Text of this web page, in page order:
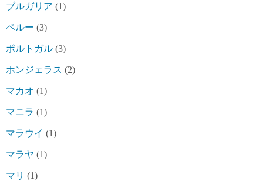
ブルガリア (1)
ペルー (3)
ポルトガル (3)
ホンジェラス (2)
マカオ (1)
マニラ (1)
マラウイ (1)
マラヤ (1)
マリ (1)